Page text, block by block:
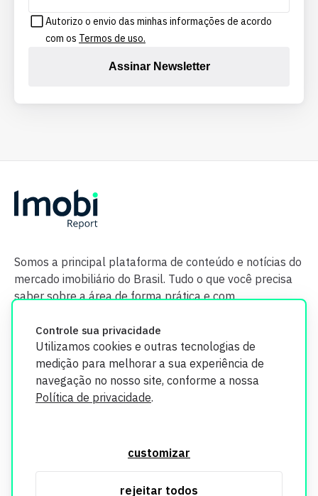
Controle sua privacidade
Utilizamos cookies e outras tecnologias de
medição para melhorar a sua experiência de
navegação no nosso site, conforme a nossa
Política de privacidade.
customizar
rejeitar todos
Autorizo o envio das minhas informações de acordo
com os Termos de uso.
Assinar Newsletter
Somos a principal plataforma de conteúdo e notícias do
mercado imobiliário do Brasil. Tudo o que você precisa
saber sobre a área de forma prática e com
segurança. Todos os dados coletados em nosso site são
utilizados exclusivamente para fins de aprimoramento de
informações, consulte nossa Política de Privacidade.